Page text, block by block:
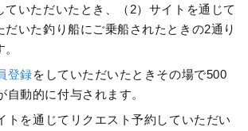
ていただいたとき、（2）サイトを通じて
だいた釣り船にご乗船されたときの2通り
登録をしていただいたときその場で500
自動的に付与されます。
トを通じてリクエスト予約していただい